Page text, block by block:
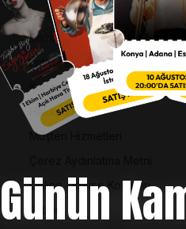
Günün
Kişisel Verilerin Korunması
Sözleşme ve Politikalar
Entegre Yönetim Sistemi
Kurumsal Kimlik
Hakkımızda
Müşteri Hizmetleri
Online Ödeme Koşulları
İletişim